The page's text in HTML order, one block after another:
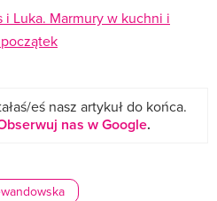
i Luka. Marmury w kuchni i
eś nasz artykuł do końca.
nas w Google.